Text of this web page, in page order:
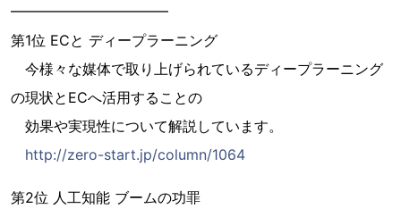
━━━━━━━━━━━
第1位 ECと ディープラーニング
今様々な媒体で取り上げられているディープラーニング
の現状とECへ活用することの
効果や実現性について解説しています。
http://zero-start.jp/column/1064
第2位 人工知能 ブームの功罪